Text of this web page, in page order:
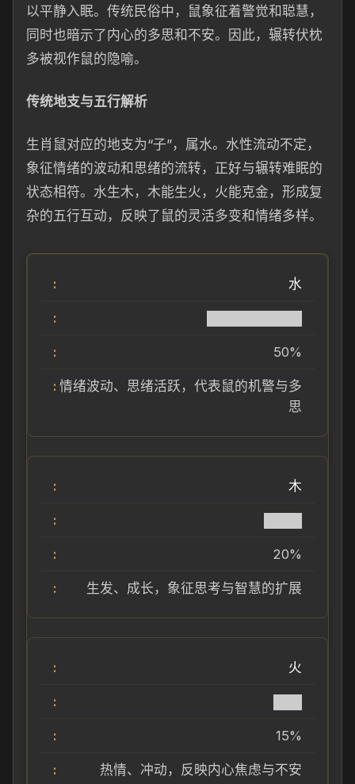
以平静入眠。传统民俗中，鼠象征着警觉和聪慧，
同时也暗示了内心的多思和不安。因此，辗转伏枕
多被视作鼠的隐喻。
传统地支与五行解析
生肖鼠对应的地支为“子”，属水。水性流动不定，
象征情绪的波动和思绪的流转，正好与辗转难眠的
状态相符。水生木，木能生火，火能克金，形成复
杂的五行互动，反映了鼠的灵活多变和情绪多样。
水
50%
情绪波动、思绪活跃，代表鼠的机警与多
思
木
20%
生发、成长，象征思考与智慧的扩展
火
15%
热情、冲动，反映内心焦虑与不安